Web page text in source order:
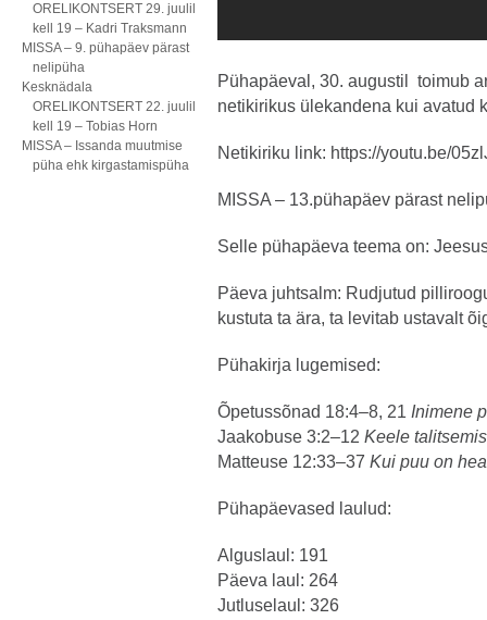
ORELIKONTSERT 29. juulil
kell 19 – Kadri Traksmann
MISSA – 9. pühapäev pärast
nelipüha
Kesknädala
ORELIKONTSERT 22. juulil
kell 19 – Tobias Horn
MISSA – Issanda muutmise
püha ehk kirgastamispüha
Pühapäeval, 30. augustil toimub
netikirikus ülekandena kui avatud
Netikiriku link: https://youtu.be/
MISSA – 13.pühapäev pärast
Selle pühapäeva teema on:
Päeva juhtsalm: Rudjutud
kustuta ta ära, ta levitab ustavalt
Pühakirja lugemised:
Õpetussõnad 18:4–8, 21 Inimene
Jaakobuse 3:2–12 Keele
Matteuse 12:33–37 Kui puu on
Pühapäevased laulud:
Alguslaul: 191
Päeva laul: 264
Jutluselaul: 326